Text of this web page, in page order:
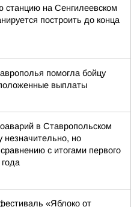
станцию на Сенгилеевском
построить до конца
помогла бойцу
выплаты
в Ставропольском
незначительно, но
с итогами первого
«Яблоко от